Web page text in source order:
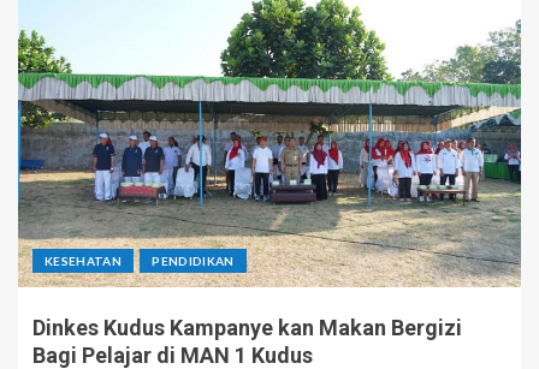
KESEHATAN PENDIDIKAN
Dinkes Kudus Kampanye kan Makan Bergizi
Bagi Pelajar di MAN 1 Kudus